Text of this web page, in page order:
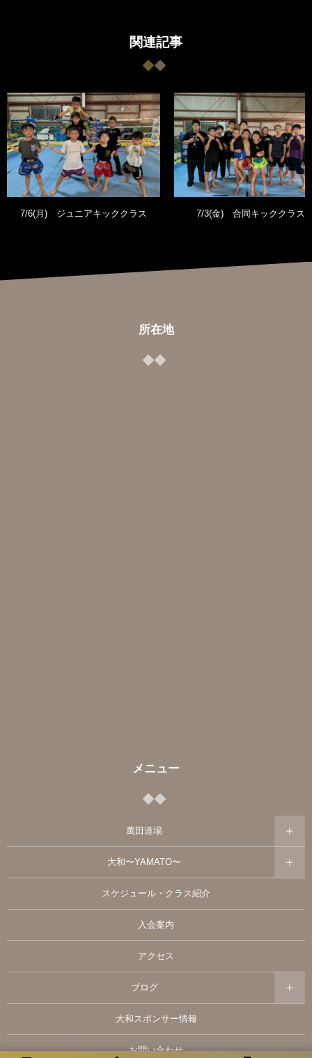
関連記事
7/6(月) ジュニアキッククラス 7/3(金) 合同キッククラス
所在地
メニュー
萬田道場
大和〜YAMATO〜
スケジュール・クラス紹介
入会案内
アクセス
ブログ
大和スポンサー情報
お問い合わせ